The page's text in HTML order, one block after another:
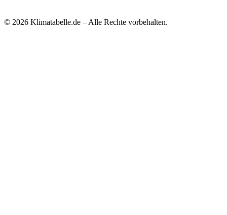
© 2026 Klimatabelle.de – Alle Rechte vorbehalten.